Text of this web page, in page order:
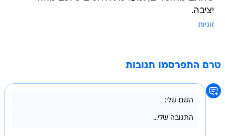
יציבה.
זוגיות
טרם התפרסמו תגובות